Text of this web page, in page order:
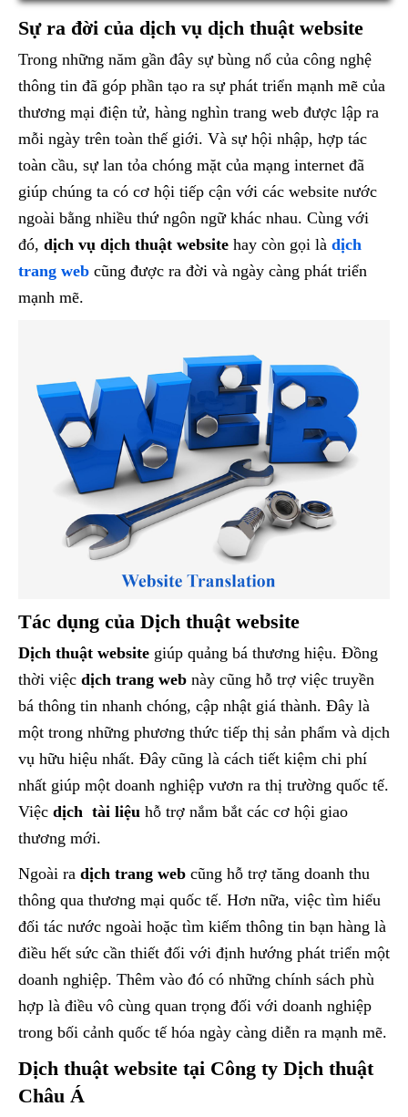
Sự ra đời của dịch vụ dịch thuật website
Trong những năm gần đây sự bùng nổ của công nghệ
thông tin đã góp phần tạo ra sự phát triển mạnh mẽ của
thương mại điện tử, hàng nghìn trang web được lập ra
mỗi ngày trên toàn thế giới. Và sự hội nhập, hợp tác
toàn cầu, sự lan tỏa chóng mặt của mạng internet đã
giúp chúng ta có cơ hội tiếp cận với các website nước
ngoài bằng nhiều thứ ngôn ngữ khác nhau. Cùng với
đó, dịch vụ dịch thuật website hay còn gọi là dịch
trang web cũng được ra đời và ngày càng phát triển
mạnh mẽ.
Tác dụng của Dịch thuật website
Dịch thuật website giúp quảng bá thương hiệu. Đồng
thời việc dịch trang web này cũng hỗ trợ việc truyền
bá thông tin nhanh chóng, cập nhật giá thành. Đây là
một trong những phương thức tiếp thị sản phẩm và dịch
vụ hữu hiệu nhất. Đây cũng là cách tiết kiệm chi phí
nhất giúp một doanh nghiệp vươn ra thị trường quốc tế.
Việc dịch tài liệu hỗ trợ nắm bắt các cơ hội giao
thương mới.
Ngoài ra dịch trang web cũng hỗ trợ tăng doanh thu
thông qua thương mại quốc tế. Hơn nữa, việc tìm hiểu
đối tác nước ngoài hoặc tìm kiếm thông tin bạn hàng là
điều hết sức cần thiết đối với định hướng phát triển một
doanh nghiệp. Thêm vào đó có những chính sách phù
hợp là điều vô cùng quan trọng đối với doanh nghiệp
trong bối cảnh quốc tế hóa ngày càng diễn ra mạnh mẽ.
Dịch thuật website tại Công ty Dịch thuật
Châu Á